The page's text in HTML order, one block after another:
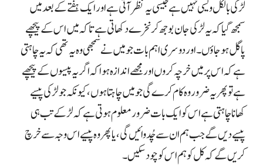
لڑکی بالکل ویسی نہیں ہے جیسی یہ نظر آتی ہے اور ایک ہفتے کے بعد میں
سمجھ گیا کہ یہ لڑکی جان بوجھ کر نخرے دکھاتی ہے تاکہ میں اس کے پیچھے
پاگل ہو جاؤں۔ اور دوسری اہم بات جو میں نے سمجھی وہ یہ تھی کہ یہ چاہتی
ہے کہ اس پر میں خرچہ کروں اور مجھے اندازہ ہوا کہ اگر یہ پیسوں کے پیچھے
ہے تو پھر یہ ضرور وہ کام کرے گی جو میں چاہتا ہوں، کیونکہ جو لڑکی پیسے
کھانا چاہتی ہے اس کو ایک بات ضرور معلوم ہوتی ہے کہ لڑکے تب ہی
پیسے دیں گے جب ہم ان سے چُدوائیں گی، یا پھر وہ پیسے اس وجہ سے خرچ
کریں گے کہ کل کو ہم اس کو چود سکیں۔